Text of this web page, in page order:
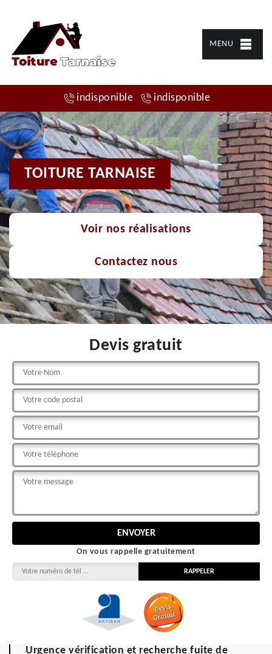
MENU
indisponible indisponible
TOITURE TARNAISE
Voir nos réalisations
Contactez nous
Devis gratuit
On vous rappelle gratuitement
Urgence vérification et recherche fuite de